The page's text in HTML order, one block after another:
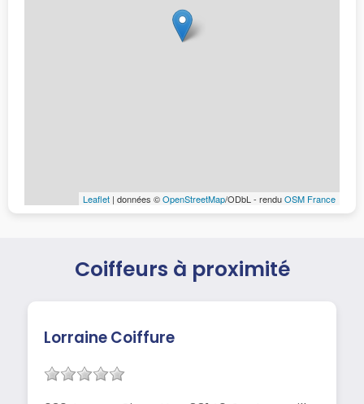
Leaflet | données ©OpenStreetMap/ODbL - renduOSM France
Coiffeurs à proximité
Lorraine Coiffure